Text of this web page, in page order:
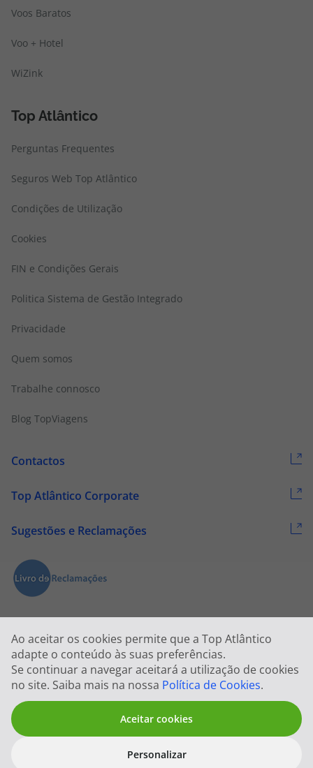
Ao aceitar os cookies permite que a Top Atlântico
adapte o conteúdo às suas preferências.
Se continuar a navegar aceitará a utilização de cookies
no site. Saiba mais na nossa Política de Cookies.
Aceitar cookies
Personalizar
Voos Baratos
Voo + Hotel
WiZink
Top Atlântico
Perguntas Frequentes
Seguros Web Top Atlântico
Condições de Utilização
Cookies
FIN e Condições Gerais
Politica Sistema de Gestão Integrado
Privacidade
Quem somos
Trabalhe connosco
Blog TopViagens
Contactos
Top Atlântico Corporate
Sugestões e Reclamações
2026 © Todos os direitos reservados:Top Atlântico, Viagens e Turismo